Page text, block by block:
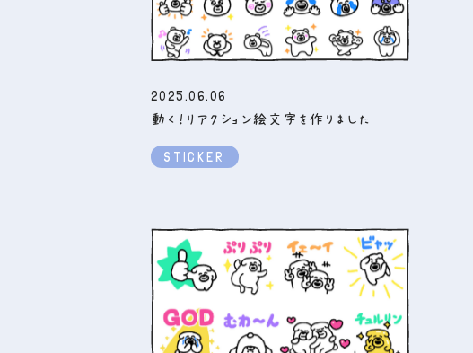
2025.06.06
動く！リアクション絵文字を作りました
STICKER